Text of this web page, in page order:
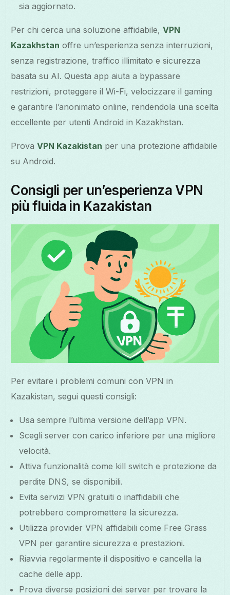
sia aggiornato.
Per chi cerca una soluzione affidabile,VPN
Kazakhstan offre un’esperienza senza interruzioni,
senza registrazione, traffico illimitato e sicurezza
basata su AI. Questa app aiuta a bypassare
restrizioni, proteggere il Wi-Fi, velocizzare il gaming
e garantire l’anonimato online, rendendola una scelta
eccellente per utenti Android in Kazakhstan.
ProvaVPN Kazakistan per una protezione affidabile
su Android.
Consigli per un’esperienza VPN
più fluida in Kazakistan
Per evitare i problemi comuni con VPN in
Kazakistan, segui questi consigli:
Usa sempre l’ultima versione dell’app VPN.
Scegli server con carico inferiore per una migliore
velocità.
Attiva funzionalità come kill switch e protezione da
perdite DNS, se disponibili.
Evita servizi VPN gratuiti o inaffidabili che
potrebbero compromettere la sicurezza.
Utilizza provider VPN affidabili come Free Grass
VPN per garantire sicurezza e prestazioni.
Riavvia regolarmente il dispositivo e cancella la
cache delle app.
Prova diverse posizioni dei server per trovare la